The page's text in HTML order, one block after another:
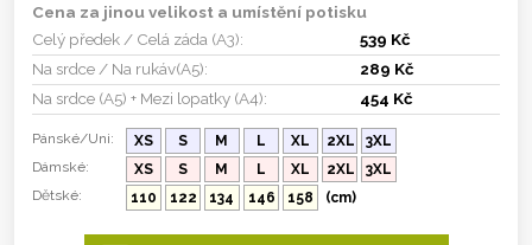
Cena za jinou velikost a umístění potisku
Celý předek / Celá záda (A3):
539 Kč
Na srdce / Na rukáv(A5):
289 Kč
Na srdce (A5) + Mezi lopatky (A4):
454 Kč
Pánské/Uni: XS S M L XL 2XL
3XL
Dámské:
XS S M L XL 2XL
3XL
Dětské:
110 122 134 146 158 (cm)